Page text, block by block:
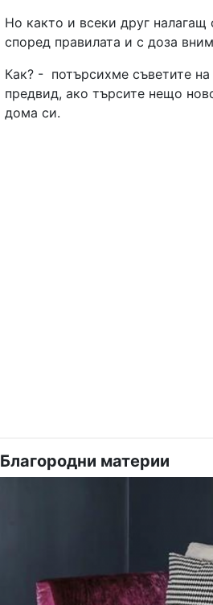
Но както и всеки друг налагащ
според правилата и с доза
Как? - потърсихме съветите
предвид, ако търсите нещо
дома си.
Благородни материи